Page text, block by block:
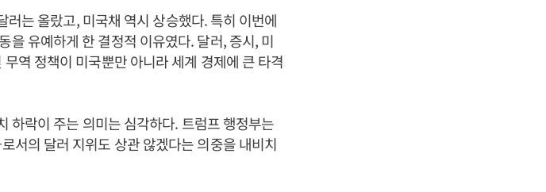
는 올랐고, 미국채 역시 상승했다. 특히 이번에
을 유예하게 한 결정적 이유였다. 달러, 증시, 미
역 정책이 미국뿐만 아니라 세계 경제에 큰 타격
하락이 주는 의미는 심각하다. 트럼프 행정부는
서의 달러 지위도 상관 않겠다는 의중을 내비치